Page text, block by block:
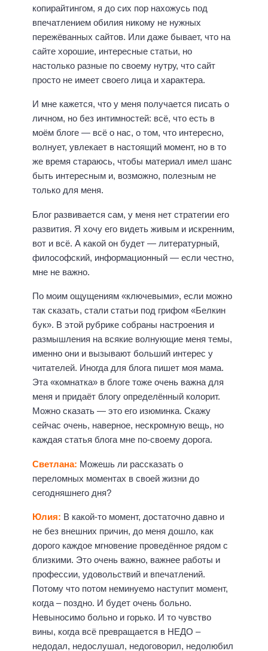
копирайтингом, я до сих пор нахожусь под
впечатлением обилия никому не нужных
пережёванных сайтов. Или даже бывает, что на
сайте хорошие, интересные статьи, но
настолько разные по своему нутру, что сайт
просто не имеет своего лица и характера.
И мне кажется, что у меня получается писать о
личном, но без интимностей: всё, что есть в
моём блоге — всё о нас, о том, что интересно,
волнует, увлекает в настоящий момент, но в то
же время стараюсь, чтобы материал имел шанс
быть интересным и, возможно, полезным не
только для меня.
Блог развивается сам, у меня нет стратегии его
развития. Я хочу его видеть живым и искренним,
вот и всё. А какой он будет — литературный,
философский, информационный — если честно,
мне не важно.
По моим ощущениям «ключевыми», если можно
так сказать, стали статьи под грифом «Белкин
бук». В этой рубрике собраны настроения и
размышления на всякие волнующие меня темы,
именно они и вызывают больший интерес у
читателей. Иногда для блога пишет моя мама.
Эта «комнатка» в блоге тоже очень важна для
меня и придаёт блогу определённый колорит.
Можно сказать — это его изюминка. Скажу
сейчас очень, наверное, нескромную вещь, но
каждая статья блога мне по-своему дорога.
Светлана: Можешь ли рассказать о
переломных моментах в своей жизни до
сегодняшнего дня?
Юлия: В какой-то момент, достаточно давно и
не без внешних причин, до меня дошло, как
дорого каждое мгновение проведённое рядом с
близкими. Это очень важно, важнее работы и
профессии, удовольствий и впечатлений.
Потому что потом неминуемо наступит момент,
когда – поздно. И будет очень больно.
Невыносимо больно и горько. И то чувство
вины, когда всё превращается в НЕДО –
недодал, недослушал, недоговорил, недолюбил